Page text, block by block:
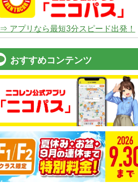
⇒ アプリなら最短3分スピード出発！
おすすめコンテンツ